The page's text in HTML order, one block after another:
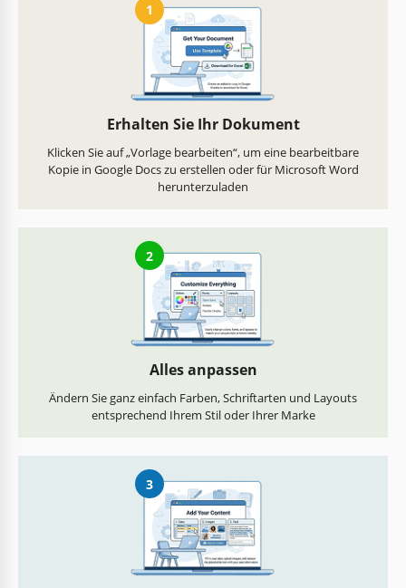
1
Erhalten Sie Ihr Dokument
Klicken Sie auf „Vorlage bearbeiten“, um eine bearbeitbare
Kopie in Google Docs zu erstellen oder für Microsoft Word
herunterzuladen
2
Alles anpassen
Ändern Sie ganz einfach Farben, Schriftarten und Layouts
entsprechend Ihrem Stil oder Ihrer Marke
3